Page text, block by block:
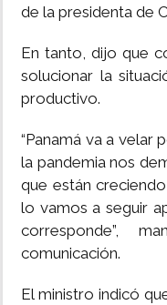
de la presidenta de
En tanto, dijo que
solucionar la
productivo.
“Panamá va a velar
la pandemia nos
que están
lo vamos a seguir
corresponde”,
comunicación.
El ministro indicó